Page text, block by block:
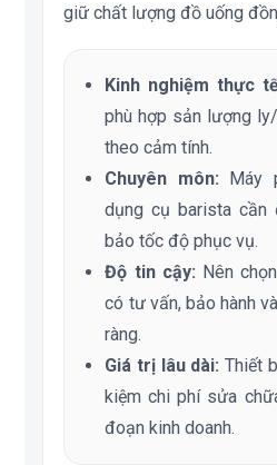
giữ chất lượng đồ uống
Kinh nghiệm thực
phù hợp sản lượng
theo cảm tính.
Chuyên môn: Máy
dụng cụ barista
bảo tốc độ phục vụ.
Độ tin cậy: Nên
có tư vấn, bảo hành
ràng.
Giá trị lâu dài: Thiết
kiệm chi phí sửa
đoạn kinh doanh.